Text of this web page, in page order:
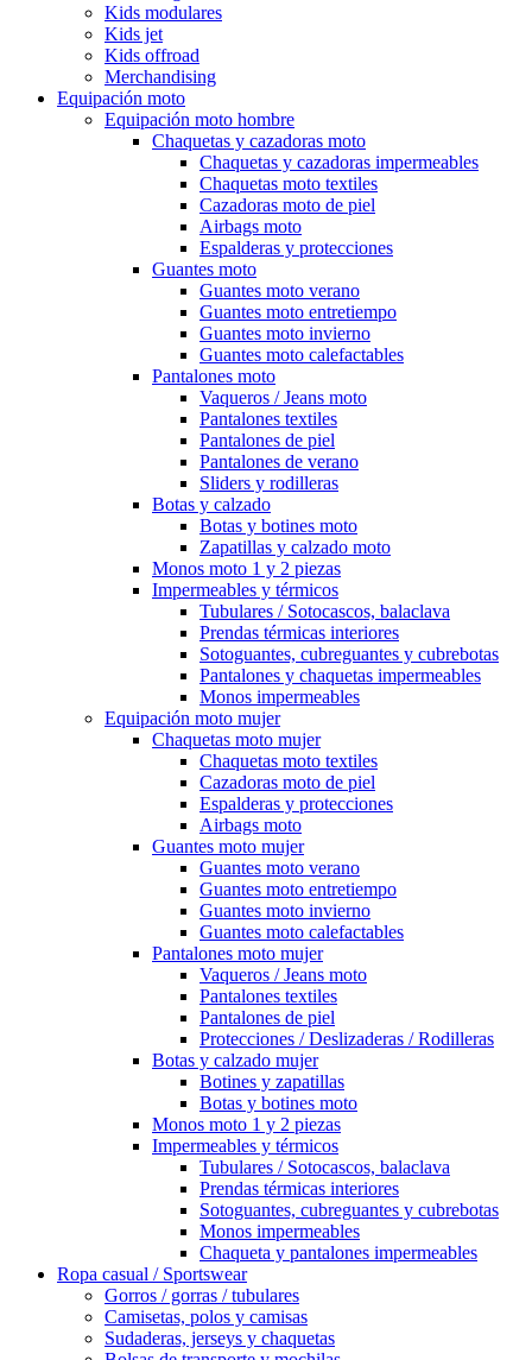
Kids modulares
Kids jet
Kids offroad
Merchandising
Equipación moto
Equipación moto hombre
Chaquetas y cazadoras moto
Chaquetas y cazadoras impermeables
Chaquetas moto textiles
Cazadoras moto de piel
Airbags moto
Espalderas y protecciones
Guantes moto
Guantes moto verano
Guantes moto entretiempo
Guantes moto invierno
Guantes moto calefactables
Pantalones moto
Vaqueros / Jeans moto
Pantalones textiles
Pantalones de piel
Pantalones de verano
Sliders y rodilleras
Botas y calzado
Botas y botines moto
Zapatillas y calzado moto
Monos moto 1 y 2 piezas
Impermeables y térmicos
Tubulares / Sotocascos, balaclava
Prendas térmicas interiores
Sotoguantes, cubreguantes y cubrebotas
Pantalones y chaquetas impermeables
Monos impermeables
Equipación moto mujer
Chaquetas moto mujer
Chaquetas moto textiles
Cazadoras moto de piel
Espalderas y protecciones
Airbags moto
Guantes moto mujer
Guantes moto verano
Guantes moto entretiempo
Guantes moto invierno
Guantes moto calefactables
Pantalones moto mujer
Vaqueros / Jeans moto
Pantalones textiles
Pantalones de piel
Protecciones / Deslizaderas / Rodilleras
Botas y calzado mujer
Botines y zapatillas
Botas y botines moto
Monos moto 1 y 2 piezas
Impermeables y térmicos
Tubulares / Sotocascos, balaclava
Prendas térmicas interiores
Sotoguantes, cubreguantes y cubrebotas
Monos impermeables
Chaqueta y pantalones impermeables
Ropa casual / Sportswear
Gorros / gorras / tubulares
Camisetas, polos y camisas
Sudaderas, jerseys y chaquetas